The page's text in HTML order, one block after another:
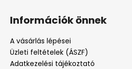
Információk önnek
A vásárlás lépései
Üzleti feltételek (ÁSZF)
Adatkezelési tájékoztató